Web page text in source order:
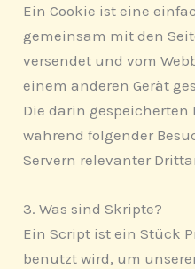
Ein Cookie ist eine
gemeinsam mit den
versendet und vom
einem anderen Gerät
Die darin
während folgender
Servern relevanter
3. Was sind Skripte?
Ein Script ist ein Stück
benutzt wird, um